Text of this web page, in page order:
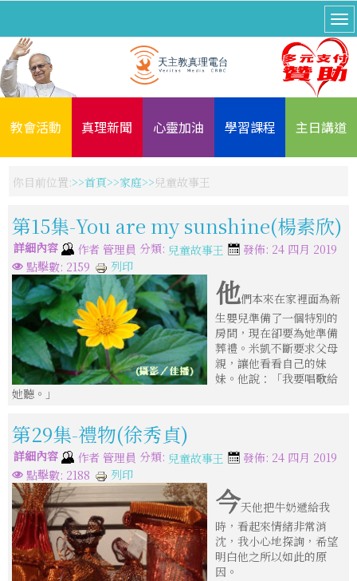
教會活動 真理新聞 心靈加油 學習課程 主日講道
你目前位置: 首頁 家庭 兒童故事王
第15集-You are my sunshine(楊素欣)
詳細內容 作者 管理員 分類: 兒童故事王
發佈: 24 四月 2019
點擊數: 2159
列印
他們本來在家裡面為新
生嬰兒準備了一個特別的
房間，現在卻要為她準備
葬禮。米凱不斷要求父母
親，讓他看看自己的妹
妹。他說：「我要唱歌給
她聽。」
第29集-禮物(徐秀貞)
詳細內容 作者 管理員 分類: 兒童故事王
發佈: 24 四月 2019
點擊數: 2188
列印
今天他把牛奶遞給我
時，看起來情緒非常消
沈，我小心地探詢，希望
明白他之所以如此的原
因。